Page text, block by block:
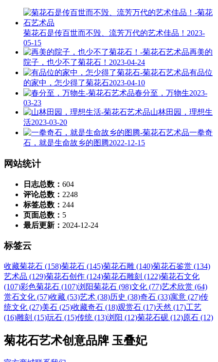
菊花石是传百世而不毁、流芳万代的艺术佳品！ 2023-
05-15
再美的
院子，也少不了菊花石！ 2023-04-24
有品位
的家中，怎少得了菊花石2023-04-10
春分至，万物生2023-
03-23
山林田园，理想生
活2023-03-20
一拳奇
石，就是生命故乡的图腾2022-12-15
网站统计
日志总数： 604
评论总数： 2248
标签总数： 244
页面总数： 5
最后更新： 2024-12-24
标签云
收藏菊花石 (158)菊花石 (145)菊花石雕 (140)菊花石鉴赏 (134)
艺术品 (129)菊花石创作 (124)菊花石雕刻 (122)菊花石文化
(107)彩色菊花石 (107)浏阳菊花石 (98)文化 (77)艺术欣赏 (64)
赏石文化 (57)收藏 (53)艺术 (38)历史 (38)奇石 (33)寓意 (27)传
统文化 (27)美石 (25)收藏奇石 (18)观赏石 (17)天然 (17)工艺
(16)雕刻 (15)玩石 (15)传统 (13)浏阳 (12)菊花石砚 (12)原石 (12)
菊花石艺术创意品牌 玉叠妃